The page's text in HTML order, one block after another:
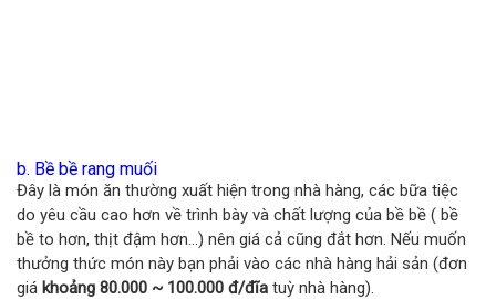
b. Bề bề rang muối
Đây là món ăn thường xuất hiện trong nhà hàng, các bữa tiệc
do yêu cầu cao hơn về trình bày và chất lượng của bề bề ( bề
bề to hơn, thịt đậm hơn…) nên giá cả cũng đắt hơn. Nếu muốn
thưởng thức món này bạn phải vào các nhà hàng hải sản (đơn
giá khoảng 80.000 ~ 100.000 đ/đĩa tuỳ nhà hàng).